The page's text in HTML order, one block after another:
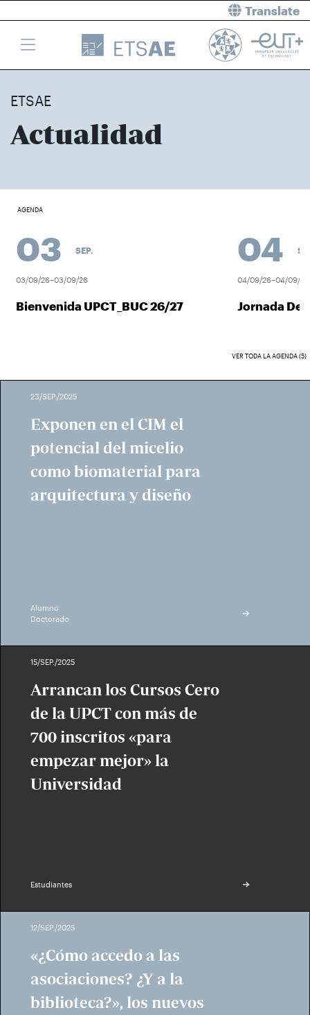
Translate
ETSAE
Actualidad
AGENDA
03 SEP.
03/09/26–03/09/26
Bienvenida UPCT_BUC 26/27
04 SEP.
04/09/26–04/09/26
Jornada
VER TODA LA AGENDA (5)
23/SEP./2025
Exponen en el CIM el
potencial del micelio
como biomaterial para
arquitectura y diseño
Alumno
Doctorado
15/SEP./2025
Arrancan los Cursos Cero
de la UPCT con más de
700 inscritos «para
empezar mejor» la
Universidad
Estudiantes
12/SEP./2025
«¿Cómo accedo a las
asociaciones? ¿Y a la
biblioteca?», los nuevos